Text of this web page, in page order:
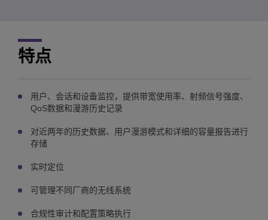
特点
用户、会话和设备监控，提供带宽使用率、射频信号强度、
QoS数据和漫游历史记录
对近两年的历史数据、用户漫游模式和详细的容量报告进行
存储
实时定位
可管理不同厂商的无线系统
合规性审计和配置策略执行